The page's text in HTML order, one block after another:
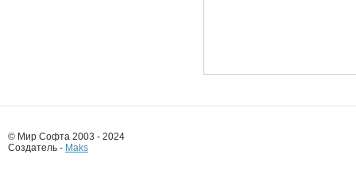
© Мир Софта 2003 - 2024
Создатель - Maks